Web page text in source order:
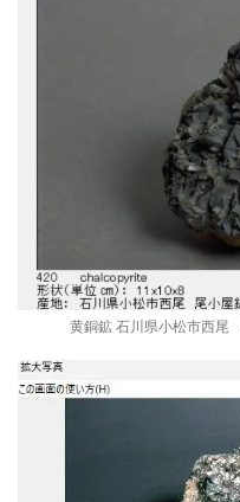
黄銅鉱 石川県小松市西